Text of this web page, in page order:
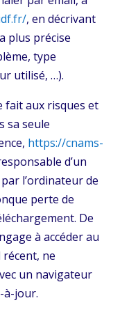
, en décrivant
plus précise
type
utilisé, …).
fait aux risques et
sa seule
https://cnams-
d’un
l’ordinateur de
perte de
De
à accéder au
ne
un navigateur
à-jour.